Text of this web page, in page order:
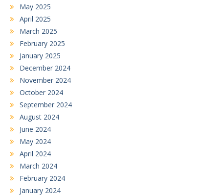
May 2025
April 2025
March 2025
February 2025
January 2025
December 2024
November 2024
October 2024
September 2024
August 2024
June 2024
May 2024
April 2024
March 2024
February 2024
January 2024